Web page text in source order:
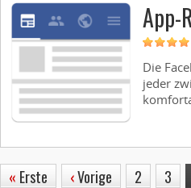
App-
Die
jeder
« Erste ‹Vorige 2 3